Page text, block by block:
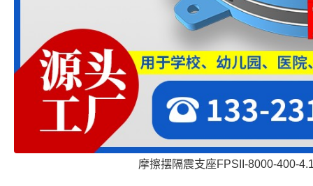
摩擦摆隔震支座FPSII-8000-400-